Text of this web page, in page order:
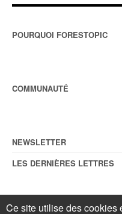
POURQUOI FORESTOPIC
COMMUNAUTÉ
NEWSLETTER
LES DERNIÈRES LETTRES
© ForestopicMentions légales.
Ce site utilise des cookies